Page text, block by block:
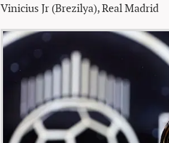
Vinicius Jr (Brezilya), Real Madrid